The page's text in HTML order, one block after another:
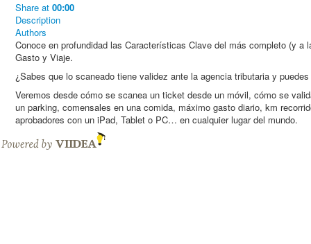
Share at 00:00
Description
Authors
Conoce en profundidad las Características Clave del más completo (y
Gasto y Viaje.
¿Sabes que lo scaneado tiene validez ante la agencia tributaria y
Veremos desde cómo se scanea un ticket desde un móvil, cómo se
un parking, comensales en una comida, máximo gasto diario, km
aprobadores con un iPad, Tablet o PC… en cualquier lugar del mundo.